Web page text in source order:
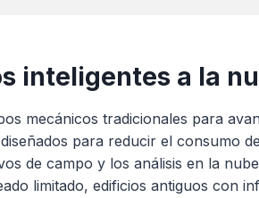
inteligentes a la
mecánicos tradicionales para
para reducir el consumo
de campo y los análisis en la
limitado, edificios antiguos con